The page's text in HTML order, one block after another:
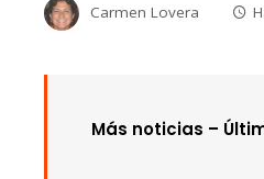
Carmen Lovera
Más noticias –